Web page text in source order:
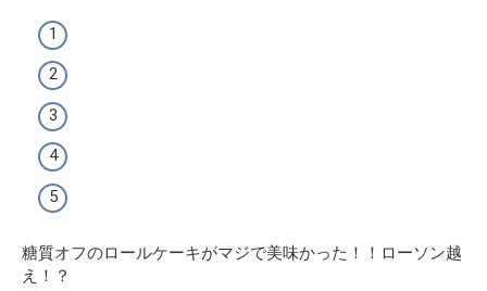
糖質オフのロールケーキがマジで美味かった！！ローソン越
え！？